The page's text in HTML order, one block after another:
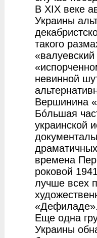
В XIX веке
Украины
такого
невинной
Вершинина
Бóльшая
украинской
времена
роковой
лучше всех
Еще одна
Украины